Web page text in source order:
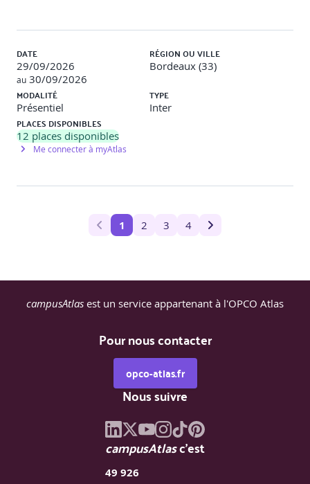
DATE
29/09/2026
au 30/09/2026
RÉGION OU VILLE
Bordeaux (33)
MODALITÉ
Présentiel
TYPE
Inter
PLACES DISPONIBLES
12 places disponibles
Me connecter à myAtlas
1 2 3 4
campusAtlas est un service appartenant à l'OPCO Atlas
Pour nous contacter
opco-atlas.fr
Nous suivre
campusAtlasc'est
49 926